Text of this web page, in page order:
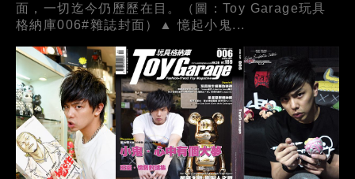
面，一切迄今仍歷歷在目。（圖：Toy Garage玩具
格納庫006#雜誌封面）▲ 憶起小鬼...